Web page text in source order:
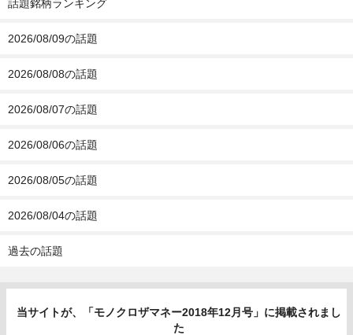
話題銘柄ランキング
2026/08/09の話題
2026/08/08の話題
2026/08/07の話題
2026/08/06の話題
2026/08/05の話題
2026/08/04の話題
過去の話題
当サイトが、「モノクロザマネー2018年12月号」に掲載されまし
た